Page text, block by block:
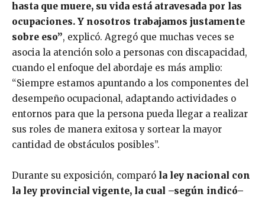
hasta que muere, su vida está atravesada por las
ocupaciones. Y nosotros trabajamos justamente
sobre eso”, explicó. Agregó que muchas veces se
asocia la atención solo a personas con discapacidad,
cuando el enfoque del abordaje es más amplio:
“Siempre estamos apuntando a los componentes del
desempeño ocupacional, adaptando actividades o
entornos para que la persona pueda llegar a realizar
sus roles de manera exitosa y sortear la mayor
cantidad de obstáculos posibles”.
Durante su exposición, comparó la ley nacional con
la ley provincial vigente, la cual –según indicó–